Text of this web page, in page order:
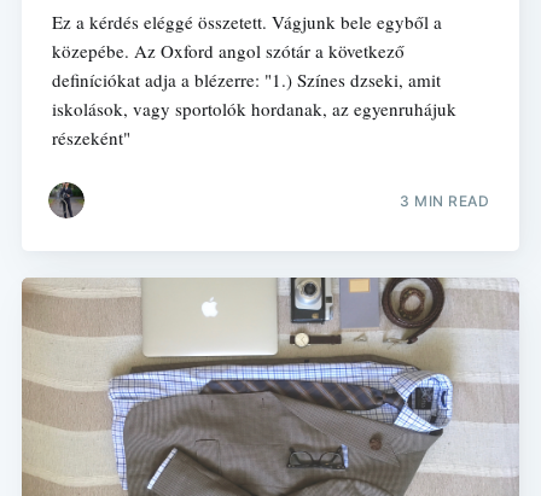
Ez a kérdés eléggé összetett. Vágjunk bele egyből a
közepébe. Az Oxford angol szótár a következő
definíciókat adja a blézerre: "1.) Színes dzseki, amit
iskolások, vagy sportolók hordanak, az egyenruhájuk
részeként"
3 MIN READ